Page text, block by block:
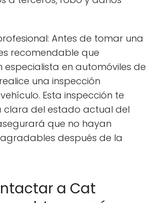
Antes de tomar una
recomendable que
especialista en automóviles de
una inspección
Esta inspección te
clara del estado actual del
que no hayan
después de la
a Cat